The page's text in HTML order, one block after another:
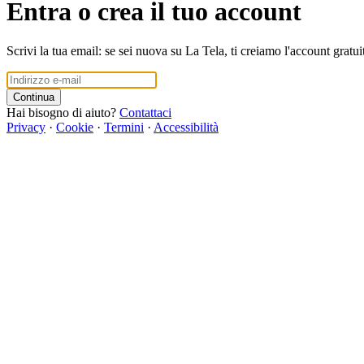
Entra o crea il tuo account
Scrivi la tua email: se sei nuova su La Tela, ti creiamo l'account
Continua
Hai bisogno di aiuto? Contattaci
Privacy · Cookie · Termini · Accessibilità